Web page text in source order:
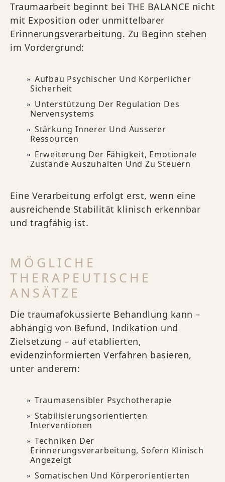
Traumaarbeit beginnt bei THE BALANCE nicht
mit Exposition oder unmittelbarer
Erinnerungsverarbeitung. Zu Beginn stehen
im Vordergrund:
Aufbau Psychischer Und Körperlicher
Sicherheit
Unterstützung Der Regulation Des
Nervensystems
Stärkung Innerer Und Äusserer
Ressourcen
Erweiterung Der Fähigkeit, Emotionale
Zustände Auszuhalten Und Zu Steuern
Eine Verarbeitung erfolgt erst, wenn eine
ausreichende Stabilität klinisch erkennbar
und tragfähig ist.
MÖGLICHE
THERAPEUTISCHE
ANSÄTZE
Die traumafokussierte Behandlung kann –
abhängig von Befund, Indikation und
Zielsetzung – auf etablierten,
evidenzinformierten Verfahren basieren,
unter anderem:
Traumasensibler Psychotherapie
Stabilisierungsorientierten
Interventionen
Techniken Der
Erinnerungsverarbeitung, Sofern Klinisch
Angezeigt
Somatischen Und Körperorientierten